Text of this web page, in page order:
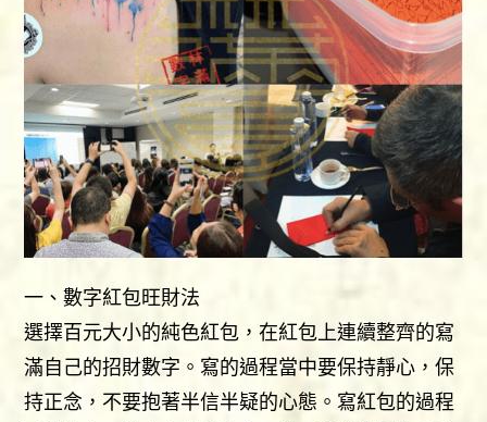
一、數字紅包旺財法
選擇百元大小的純色紅包，在紅包上連續整齊的寫
滿自己的招財數字。寫的過程當中要保持靜心，保
持正念，不要抱著半信半疑的心態。寫紅包的過程